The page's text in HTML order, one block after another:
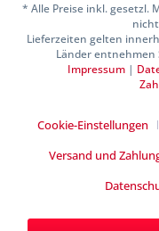
* Alle Preise inkl. gesetzl.
Lieferzeiten gelten
Länder entnehmen
Impressum |
Cookie-Einstellungen
Versand und